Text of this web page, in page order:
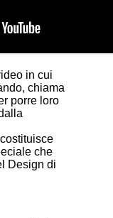
in cui
chiama
porre loro
che
Design di